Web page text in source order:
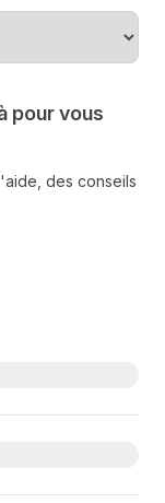
pour vous
des conseils